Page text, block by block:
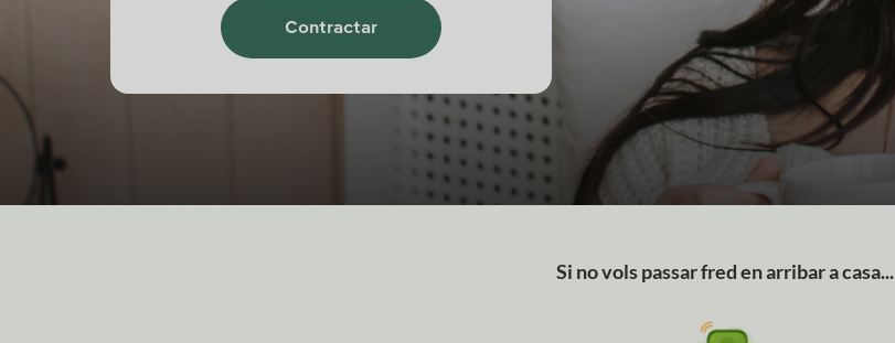
Contractar
Si no vols passar fred en arribar a casa...